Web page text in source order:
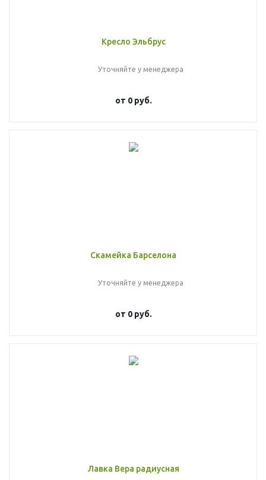
Кресло Эльбрус
Уточняйте у менеджера
от 0 руб.
Скамейка Барселона
Уточняйте у менеджера
от 0 руб.
Лавка Вера радиусная